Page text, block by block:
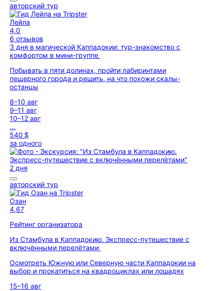
авторский тур
Лейла
4,0
6 отзывов
3 дня в магической Каппадокии: тур-знакомство с
комфортом в мини-группе
Побывать в пяти долинах, пройти лабиринтами
пещерного города и решить, на что похожи скалы-
останцы
8–10 авг
9–11 авг
10–12 авг
...
540 $
за одного
2 дня
авторский тур
Озан
4,67
Рейтинг организатора
Из Стамбула в Каппадокию. Экспресс-путешествие с
включёнными перелётами
Осмотреть Южную или Северную части Каппадокии на
выбор и прокатиться на квадроциклах или лошадях
15–16 авг